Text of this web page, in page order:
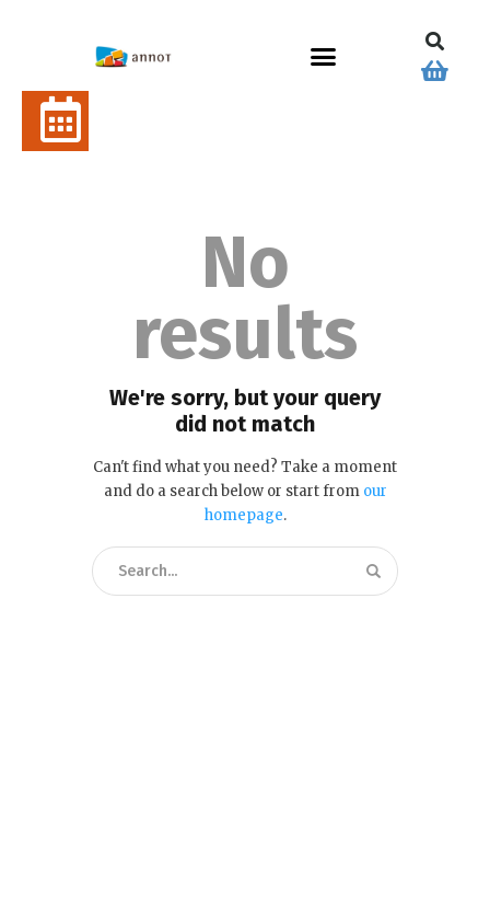
No
results
We're sorry, but your query
did not match
Can't find what you need? Take a moment
and do a search below or start from our
homepage.